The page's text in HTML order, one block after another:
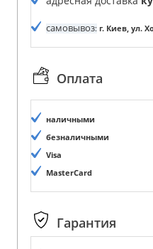
самовывоз: г. Киев, ул.
Оплата
наличными
безналичными
Visa
MasterCard
Гарантия